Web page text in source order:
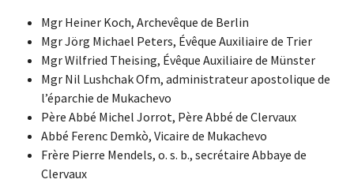
Mgr Heiner Koch, Archevêque de Berlin
Mgr Jörg Michael Peters, Évêque Auxiliaire de Trier
Mgr Wilfried Theising, Évêque Auxiliaire de Münster
Mgr Nil Lushchak Ofm, administrateur apostolique de
l’éparchie de Mukachevo
Père Abbé Michel Jorrot, Père Abbé de Clervaux
Abbé Ferenc Demkò, Vicaire de Mukachevo
Frère Pierre Mendels, o. s. b., secrétaire Abbaye de
Clervaux